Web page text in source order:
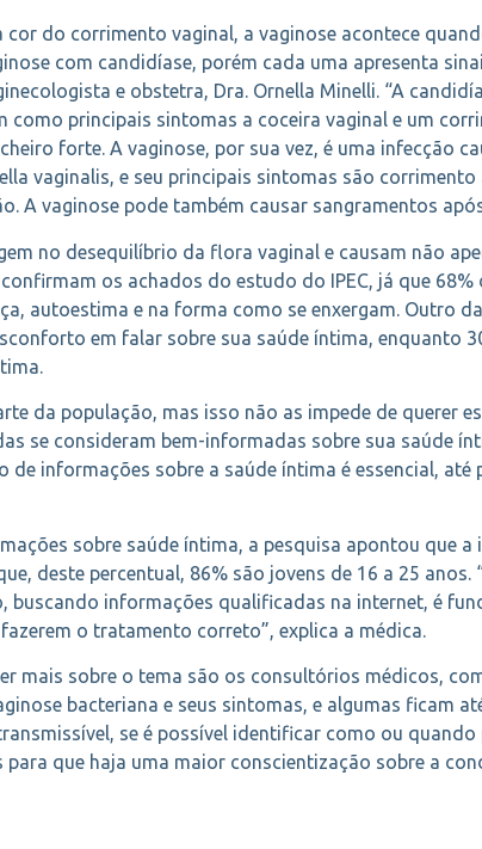
do corrimento vaginal, a vaginose acontece
com candidíase, porém cada uma apresenta
e obstetra, Dra. Ornella Minelli. “A
principais sintomas a coceira vaginal e um
forte. A vaginose, por sua vez, é uma infecção
vaginalis, e seu principais sintomas são
A vaginose pode também causar sangramentos
no desequilíbrio da flora vaginal e causam não
os achados do estudo do IPEC, já que
autoestima e na forma como se enxergam. Outro
em falar sobre sua saúde íntima, enquanto
da população, mas isso não as impede de querer
se consideram bem-informadas sobre sua saúde
de informações sobre a saúde íntima é essencial,
sobre saúde íntima, a pesquisa apontou que a
deste percentual, 86% são jovens de 16 a 25 anos.
buscando informações qualificadas na internet, é
o tratamento correto”, explica a médica.
mais sobre o tema são os consultórios médicos,
bacteriana e seus sintomas, e algumas ficam
se é possível identificar como ou quando
que haja uma maior conscientização sobre a